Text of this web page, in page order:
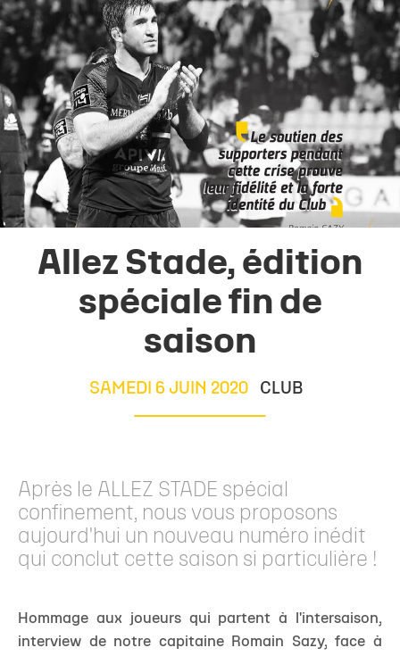
Allez Stade, édition
spéciale fin de
saison
SAMEDI 6 JUIN 2020 CLUB
Après le ALLEZ STADE spécial
confinement, nous vous proposons
aujourd'hui un nouveau numéro inédit
qui conclut cette saison si particulière !
Hommage aux joueurs qui partent à l'intersaison,
interview de notre capitaine Romain Sazy, face à